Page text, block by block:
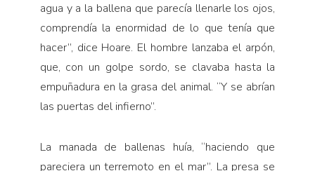
agua y a la ballena que parecía llenarle los ojos,
comprendía la enormidad de lo que tenía que
hacer”, dice Hoare. El hombre lanzaba el arpón,
que, con un golpe sordo, se clavaba hasta la
empuñadura en la grasa del animal. “Y se abrían
las puertas del infierno”.
La manada de ballenas huía, “haciendo que
pareciera un terremoto en el mar”. La presa se